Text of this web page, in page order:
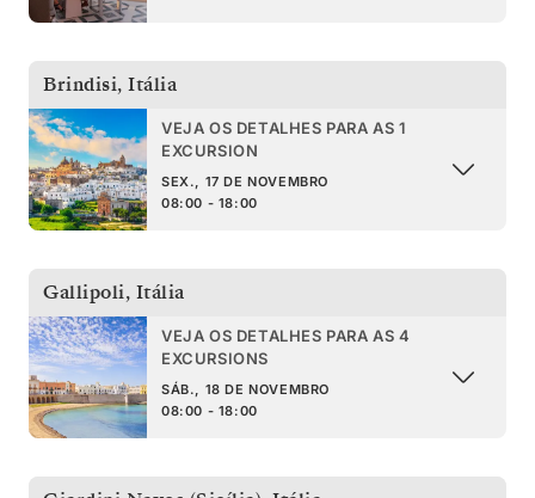
Brindisi, Itália
VEJA OS DETALHES PARA AS 1
EXCURSION
SEX., 17 DE NOVEMBRO
08:00 - 18:00
Gallipoli, Itália
VEJA OS DETALHES PARA AS 4
EXCURSIONS
SÁB., 18 DE NOVEMBRO
08:00 - 18:00